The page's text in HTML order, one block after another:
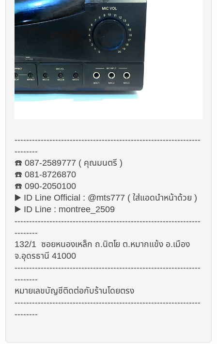
----------------------------------------------------------------
--------
☎️ 087-2589777 ( คุณมนตรี )
☎️ 081-8726870
☎️ 090-2050100
▶️ ID Line Official : @mts777 ( ใส่แอดนำหน้าด้วย )
▶️ ID Line : montree_2509
----------------------------------------------------------------
--------
132/1 ซอยหนองเหล็ก ถ.นิตโย ต.หมากแข้ง อ.เมือง
จ.อุดรธานี 41000
----------------------------------------------------------------
--------
หมายเลขบัญชีติดต่อกับร้านโดยตรง
----------------------------------------------------------------
--------